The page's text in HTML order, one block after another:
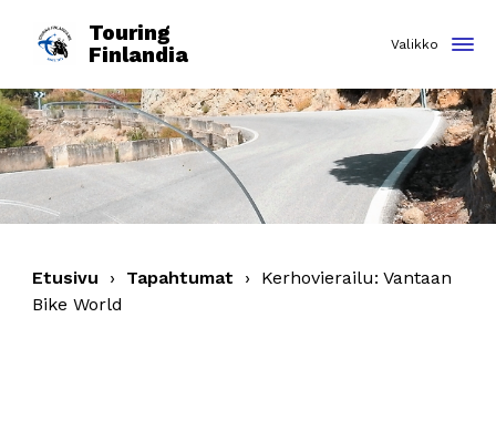
Touring
Finlandia
Etusivu › Tapahtumat › Kerhovierailu: Vantaan
Bike World